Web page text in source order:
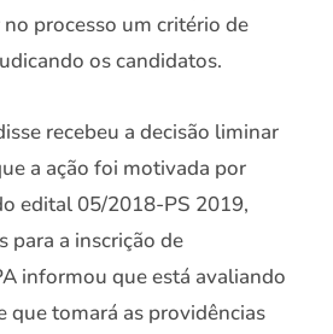
processo um critério de
os candidatos.
recebeu a decisão liminar
a ação foi motivada por
edital 05/2018-PS 2019,
para a inscrição de
informou que está avaliando
que tomará as providências